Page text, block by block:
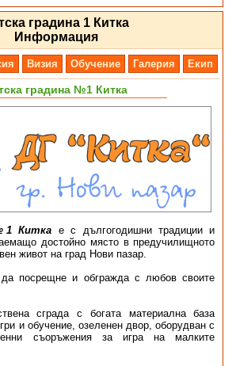
градина 1 Китка
Информация
Визия Обучение Галерия Екип
градина №1 Китка
Китка е с дългогодишни традиции и
достойно място в предучилищното
живот на град Нови пазар.
посрещне и обгражда с любов своите
сграда с богата материална база
и обучение, озеленен двор, оборудван с
съоръжения за игра на малките